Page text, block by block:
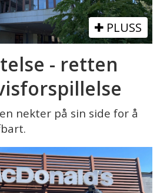
PLUSS
- retten
nekter på sin side for å